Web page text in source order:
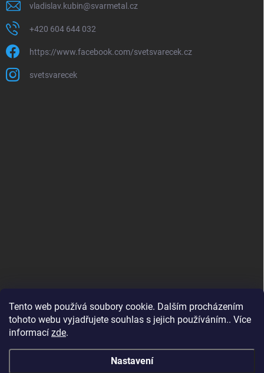
Tento web používá soubory cookie. Dalším procházením
tohoto webu vyjadřujete souhlas s jejich používáním.. Více
informací zde.
Nastavení
vladislav.kubin@svarmetal.cz
+420 604 644 032
https://www.facebook.com/svetsvarecek.cz
svetsvarecek